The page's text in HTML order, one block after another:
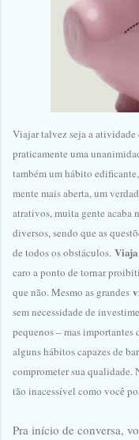
Viajar talvez seja a atividade
praticamente uma
também um hábito
mente mais aberta, um
atrativos, muita gente acaba
diversos, sendo que as
de todos os obstáculos.
caro a ponto de tornar
que não. Mesmo as grandes
sem necessidade de
pequenos – mas importantes
alguns hábitos capazes de
comprometer sua qualidade.
tão inacessível como você
Pra início de conversa,